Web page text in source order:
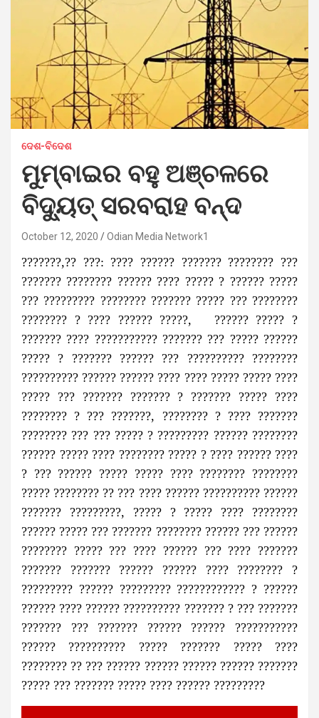
ଦେଶ-ବିଦେଶ
ମୁମ୍ବାଇର ବହୁ ଅଞ୍ଚଳରେ
ବିଦ୍ୟୁତ୍ ସରବରାହ ବନ୍ଦ
October 12, 2020 Odian Media Network1
???????,?? ???: ???? ?????? ??????? ???????? ???
??????? ???????? ?????? ???? ????? ? ?????? ?????
??? ????????? ???????? ??????? ????? ??? ????????
???????? ? ???? ?????? ?????, ?????? ????? ?
??????? ???? ??????????? ??????? ??? ????? ??????
????? ? ??????? ?????? ??? ?????????? ????????
?????????? ?????? ?????? ???? ???? ????? ????? ????
????? ??? ??????? ??????? ? ??????? ????? ????
???????? ? ??? ???????, ???????? ? ???? ???????
???????? ??? ??? ????? ? ????????? ?????? ????????
?????? ????? ???? ???????? ????? ? ???? ?????? ????
? ??? ?????? ????? ????? ???? ???????? ????????
????? ???????? ?? ??? ???? ?????? ?????????? ??????
??????? ?????????, ????? ? ????? ???? ????????
?????? ????? ??? ??????? ???????? ?????? ??? ??????
???????? ????? ??? ???? ?????? ??? ???? ???????
??????? ??????? ?????? ?????? ???? ???????? ?
????????? ?????? ????????? ???????????? ? ??????
?????? ???? ?????? ?????????? ??????? ? ??? ???????
??????? ??? ??????? ?????? ?????? ???????????
?????? ?????????? ????? ??????? ????? ????
???????? ?? ??? ?????? ?????? ?????? ?????? ???????
????? ??? ??????? ????? ???? ?????? ?????????